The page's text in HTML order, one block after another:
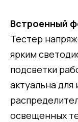
Встроенный
Тестер
ярким
подсветки
актуальна для
освещенных